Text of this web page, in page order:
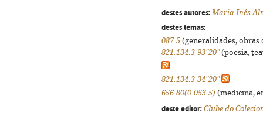
destes autores: Maria Inês
destes temas:
087.5 (generalidades,
821.134.3-93"20"(poesia,
821.134.3-34"20"
656.80(0.053.5) (medicina,
deste editor: Clube do